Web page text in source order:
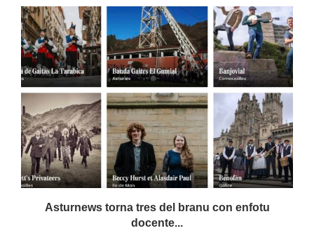
Asturnews torna tres del branu con enfotu
docente...